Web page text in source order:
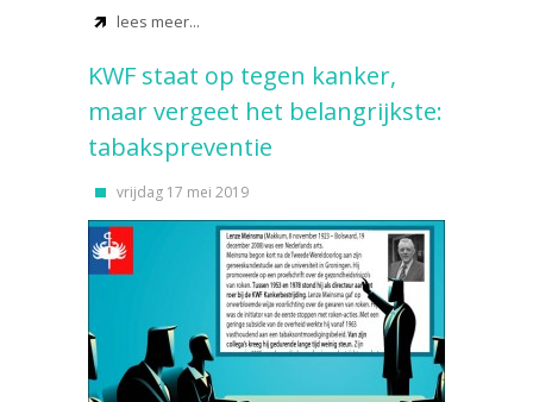
lees meer...
KWF staat op tegen kanker,
maar vergeet het belangrijkste:
tabakspreventie
vrijdag 17 mei 2019